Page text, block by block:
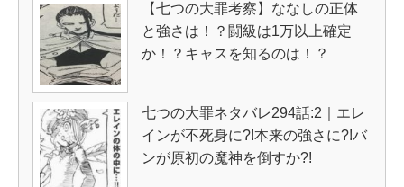
【七つの大罪考察】ななしの正体
と強さは！？闘級は1万以上確定
か！？キャスを知るのは！？
七つの大罪ネタバレ294話:2｜エレ
インが不死身に?!本来の強さに?!バ
ンが原初の魔神を倒すか?!